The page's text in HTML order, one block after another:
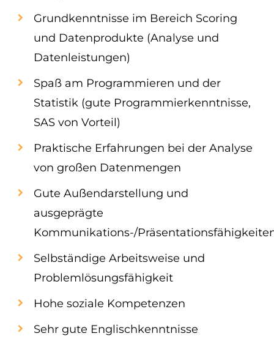
Grundkenntnisse im Bereich Scoring
und Datenprodukte (Analyse und
Datenleistungen)
Spaß am Programmieren und der
Statistik (gute Programmierkenntnisse,
SAS von Vorteil)
Praktische Erfahrungen bei der Analyse
von großen Datenmengen
Gute Außendarstellung und
ausgeprägte
Kommunikations-/
Selbständige Arbeitsweise und
Problemlösungsfähigkeit
Hohe soziale Kompetenzen
Sehr gute Englischkenntnisse